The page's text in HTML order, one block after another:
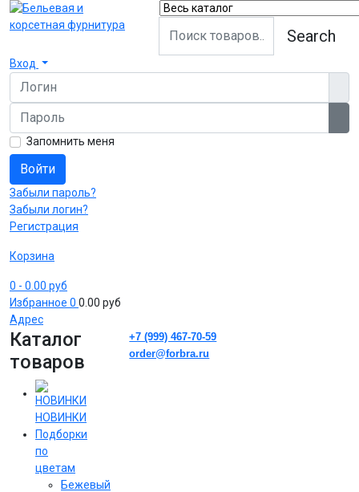
Search
Вход
Логин
Пароль
Запомнить меня
Войти
Забыли пароль?
Забыли логин?
Регистрация
Корзина
0 - 0.00 руб
Избранное 0 0.00 руб
Адрес
Каталог
товаров
НОВИНКИ
Подборки
по
цветам
Бежевый
+7 (999) 467-70-59
order@forbra.ru